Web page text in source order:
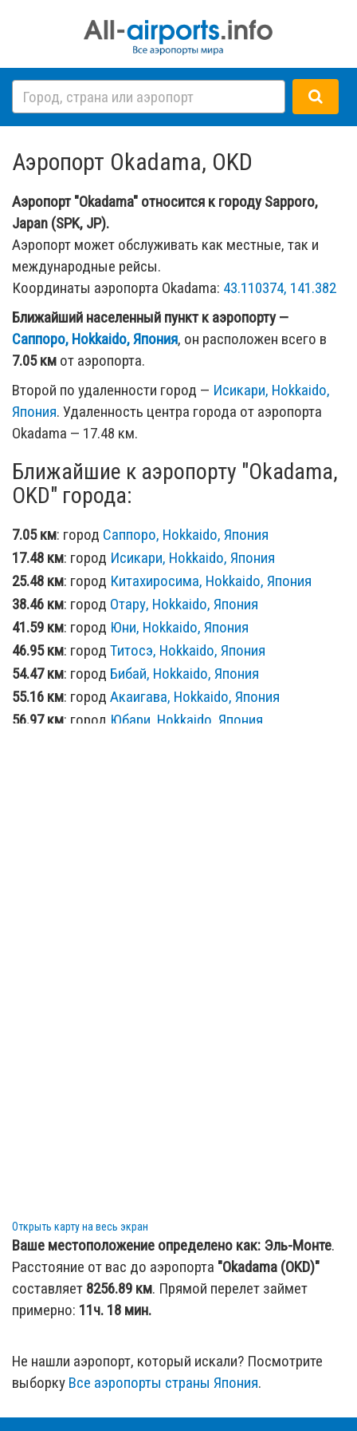
Аэропорт Okadama, OKD
Аэропорт "Okadama" относится к городу Sapporo,
Japan (SPK, JP).
Аэропорт может обслуживать как местные, так и
международные рейсы.
Координаты аэропорта Okadama: 43.110374, 141.382
Ближайший населенный пункт к аэропорту —
Саппоро, Hokkaido, Япония, он расположен всего в
7.05 км от аэропорта.
Второй по удаленности город — Исикари, Hokkaido,
Япония. Удаленность центра города от аэропорта
Okadama — 17.48 км.
Ближайшие к аэропорту "Okadama,
OKD" города:
7.05 км: город Саппоро, Hokkaido, Япония
17.48 км: город Исикари, Hokkaido, Япония
25.48 км: город Китахиросима, Hokkaido, Япония
38.46 км: город Отару, Hokkaido, Япония
41.59 км: город Юни, Hokkaido, Япония
46.95 км: город Титосэ, Hokkaido, Япония
54.47 км: город Бибай, Hokkaido, Япония
55.16 км: город Акаигава, Hokkaido, Япония
56.97 км: город Юбари, Hokkaido, Япония
Открыть карту на весь экран
Ваше местоположение определено как: Эль-Монте.
Расстояние от вас до аэропорта "Okadama (OKD)"
составляет 8256.89 км. Прямой перелет займет
примерно: 11ч. 18 мин.
Не нашли аэропорт, который искали? Посмотрите
выборку Все аэропорты страны Япония.